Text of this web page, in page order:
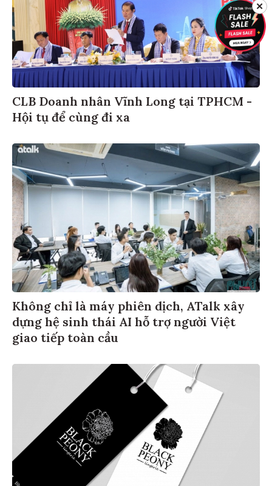
CLB Doanh nhân Vĩnh Long tại TPHCM -
Hội tụ để cùng đi xa
Không chỉ là máy phiên dịch, ATalk xây
dựng hệ sinh thái AI hỗ trợ người Việt
giao tiếp toàn cầu
✕